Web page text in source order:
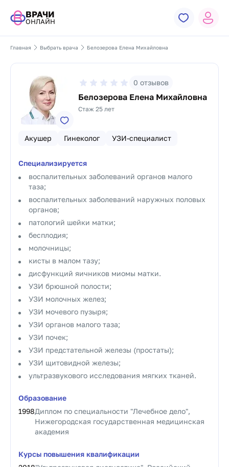
ВРАЧИ
ОНЛАЙН
Главная Выбрать врача Белозерова Елена Михайловна
0 отзывов
Белозерова Елена Михайловна
Стаж 25 лет
Акушер Гинеколог УЗИ-специалист
Специализируется
воспалительных заболеваний органов малого
таза;
воспалительных заболеваний наружных половых
органов;
патологий шейки матки;
бесплодия;
молочницы;
кисты в малом тазу;
дисфункций яичников миомы матки.
УЗИ брюшной полости;
УЗИ молочных желез;
УЗИ мочевого пузыря;
УЗИ органов малого таза;
УЗИ почек;
УЗИ предстательной железы (простаты);
УЗИ щитовидной железы;
ультразвукового исследования мягких тканей.
Образование
1998Диплом по специальности "Лечебное дело",
Нижегородская государственная медицинская
академия
Курсы повышения квалификации